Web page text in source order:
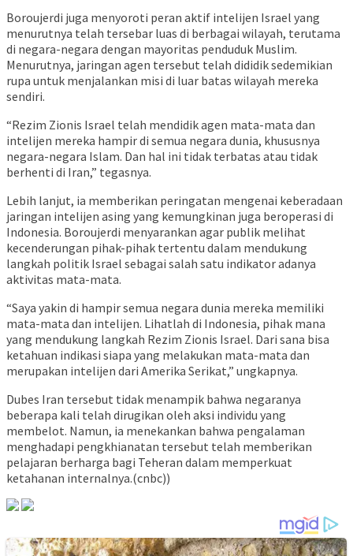
Boroujerdi juga menyoroti peran aktif intelijen Israel yang
menurutnya telah tersebar luas di berbagai wilayah, terutama
di negara-negara dengan mayoritas penduduk Muslim.
Menurutnya, jaringan agen tersebut telah dididik sedemikian
rupa untuk menjalankan misi di luar batas wilayah mereka
sendiri.
“Rezim Zionis Israel telah mendidik agen mata-mata dan
intelijen mereka hampir di semua negara dunia, khususnya
negara-negara Islam. Dan hal ini tidak terbatas atau tidak
berhenti di Iran,” tegasnya.
Lebih lanjut, ia memberikan peringatan mengenai keberadaan
jaringan intelijen asing yang kemungkinan juga beroperasi di
Indonesia. Boroujerdi menyarankan agar publik melihat
kecenderungan pihak-pihak tertentu dalam mendukung
langkah politik Israel sebagai salah satu indikator adanya
aktivitas mata-mata.
“Saya yakin di hampir semua negara dunia mereka memiliki
mata-mata dan intelijen. Lihatlah di Indonesia, pihak mana
yang mendukung langkah Rezim Zionis Israel. Dari sana bisa
ketahuan indikasi siapa yang melakukan mata-mata dan
merupakan intelijen dari Amerika Serikat,” ungkapnya.
Dubes Iran tersebut tidak menampik bahwa negaranya
beberapa kali telah dirugikan oleh aksi individu yang
membelot. Namun, ia menekankan bahwa pengalaman
menghadapi pengkhianatan tersebut telah memberikan
pelajaran berharga bagi Teheran dalam memperkuat
ketahanan internalnya.(cnbc))